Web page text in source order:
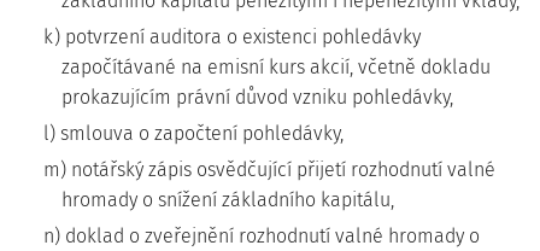
k) potvrzení auditora o existenci pohledávky
započítávané na emisní kurs akcií, včetně dokladu
prokazujícím právní důvod vzniku pohledávky,
l) smlouva o započtení pohledávky,
m) notářský zápis osvědčující přijetí rozhodnutí valné
hromady o snížení základního kapitálu,
n) doklad o zveřejnění rozhodnutí valné hromady o